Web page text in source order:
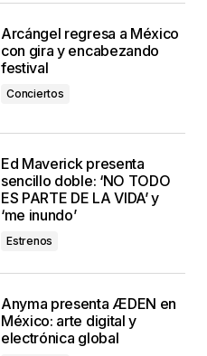
Arcángel regresa a México
con gira y encabezando
festival
Conciertos
Ed Maverick presenta
sencillo doble: ‘NO TODO
ES PARTE DE LA VIDA’ y
‘me inundo’
Estrenos
Anyma presenta ÆDEN en
México: arte digital y
electrónica global